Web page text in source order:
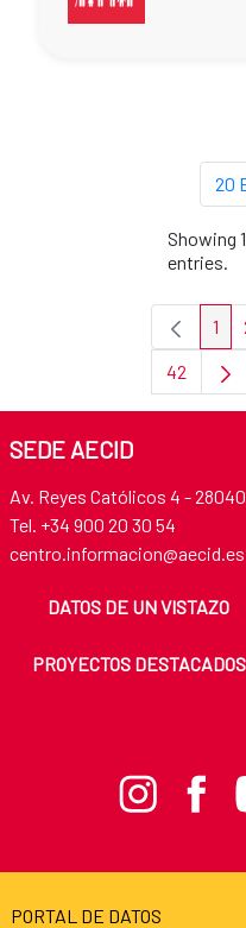
20
Showing
entries.
1
Page
42
SEDE AECID
Av. Reyes Católicos 4 -
Tel. +34 900 20 30 54
centro.informacion@aecid.es
DATOS DE UN VISTAZO
PROYECTOS DESTACADOS
PORTAL DE DATOS